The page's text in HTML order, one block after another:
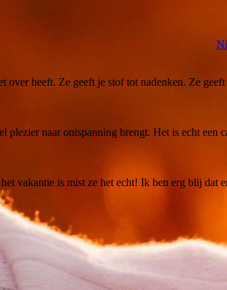
heeft. Ze geeft je stof tot nadenken. Ze
naar ontspanning brengt. Het is echt een
vakantie is mist ze het echt! Ik ben erg blij dat